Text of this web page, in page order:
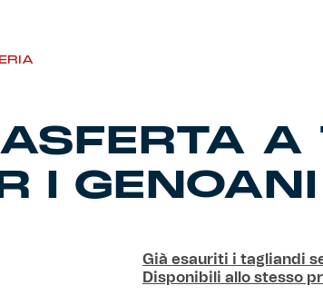
A
I GENOANI
Già esauriti i tagliandi
Disponibili allo stesso